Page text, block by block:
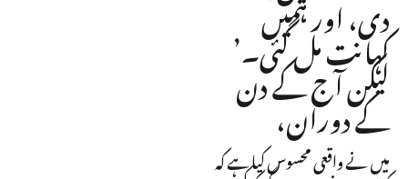
دی، اور ہمیں
کہانت مل گئی۔’
لیکن آج کے دن
کے دوران،
میں نے واقعی محسوس کیا ہے کہ